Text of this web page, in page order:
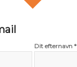
Dit efternavn *